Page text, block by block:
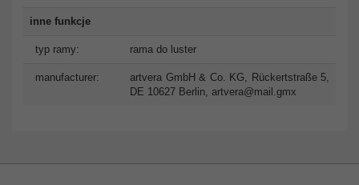
inne funkcje
typ ramy: rama do luster
manufacturer:
artvera GmbH & Co. KG, Rückertstraße 5,
DE 10627 Berlin, artvera@mail.gmx